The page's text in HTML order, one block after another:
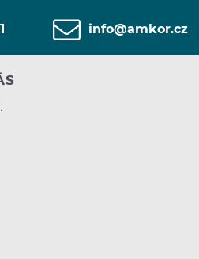
info@amkor.cz